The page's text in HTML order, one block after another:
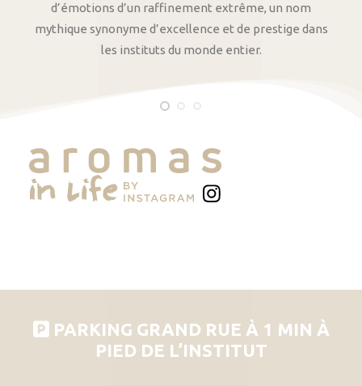
d’émotions d’un raffinement extrême, un nom
mythique synonyme d’excellence et de prestige dans
les instituts du monde entier.
PARKING GRAND RUE À 1 MIN À
PIED DE L’INSTITUT